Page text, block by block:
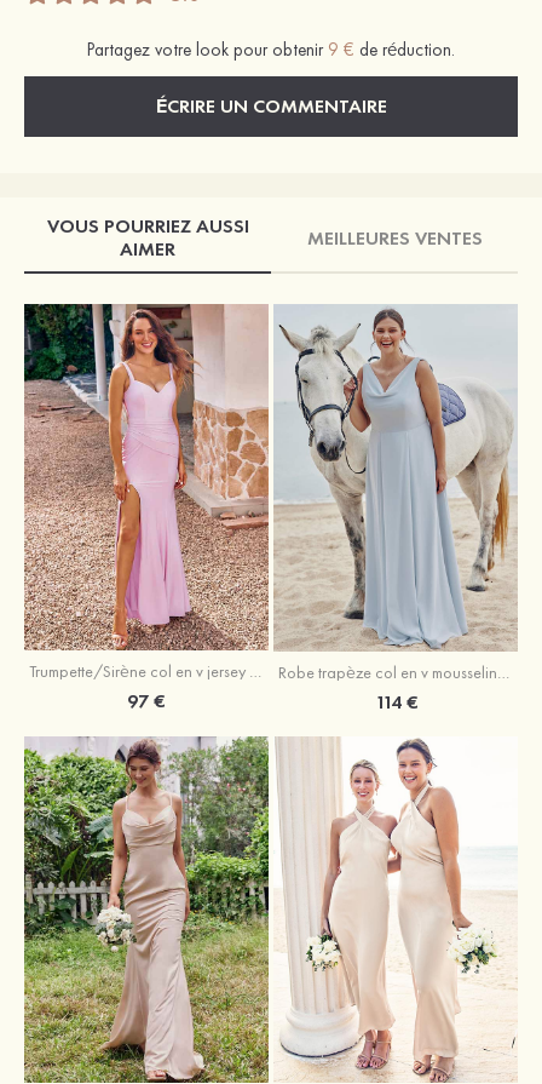
Partagez votre look pour obtenir 9 € de réduction.
ÉCRIRE UN COMMENTAIRE
VOUS POURRIEZ AUSSI
AIMER
MEILLEURES VENTES
Trumpette/Sirène col en v jersey ras du sol robe de demoiselle d'honneur
97 € 114 €